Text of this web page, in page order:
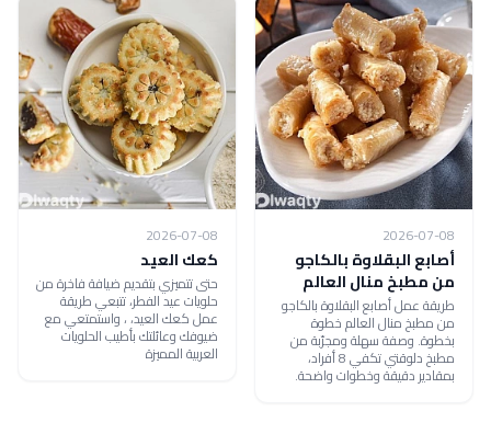
2026-07-08
أصابع البقلاوة بالكاجو
من مطبخ منال العالم
طريقة عمل أصابع البقلاوة بالكاجو
من مطبخ منال العالم خطوة
بخطوة. وصفة سهلة ومجرّبة من
مطبخ دلوقتي تكفي 8 أفراد،
بمقادير دقيقة وخطوات واضحة.
2026-07-08
كعك العيد
حتى تتميزي بتقديم ضيافة فاخرة من
حلويات عيد الفطر، تتبعي طريقة
عمل كعك العيد، ، واستمتعي مع
ضيوفك وعائلتك بأطيب الحلويات
العربية المميزة